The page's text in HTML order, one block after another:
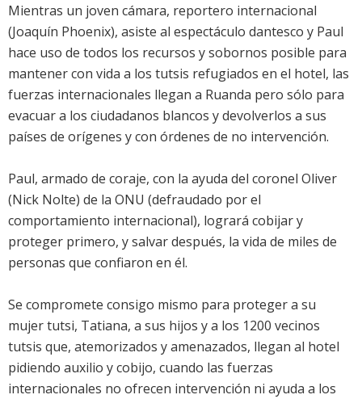
Mientras un joven cámara, reportero internacional
(Joaquín Phoenix), asiste al espectáculo dantesco y Paul
hace uso de todos los recursos y sobornos posible para
mantener con vida a los tutsis refugiados en el hotel, las
fuerzas internacionales llegan a Ruanda pero sólo para
evacuar a los ciudadanos blancos y devolverlos a sus
países de orígenes y con órdenes de no intervención.
Paul, armado de coraje, con la ayuda del coronel Oliver
(Nick Nolte) de la ONU (defraudado por el
comportamiento internacional), logrará cobijar y
proteger primero, y salvar después, la vida de miles de
personas que confiaron en él.
Se compromete consigo mismo para proteger a su
mujer tutsi, Tatiana, a sus hijos y a los 1200 vecinos
tutsis que, atemorizados y amenazados, llegan al hotel
pidiendo auxilio y cobijo, cuando las fuerzas
internacionales no ofrecen intervención ni ayuda a los